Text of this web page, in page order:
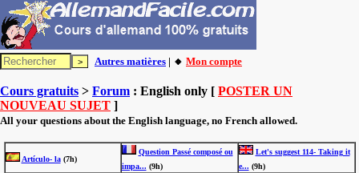
Autres matières | 🔸 Mon compte
Cours gratuits > Forum : English only [ POSTER UN
NOUVEAU SUJET ]
All your questions about the English language, no French allowed.
Artículo- la(7h)
Question Passé composé ou
impa... (9h)
Let's suggest 114- Taking it
e... (9h)